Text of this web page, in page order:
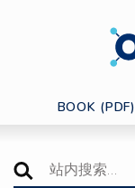
BOOK (PDF)